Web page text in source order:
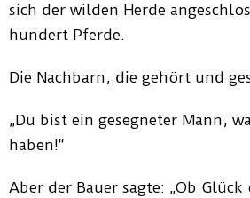
sich der wilden Herde
hundert Pferde.
Die Nachbarn, die gehört und
„Du bist ein gesegneter Mann,
haben!“
Aber der Bauer sagte: „Ob